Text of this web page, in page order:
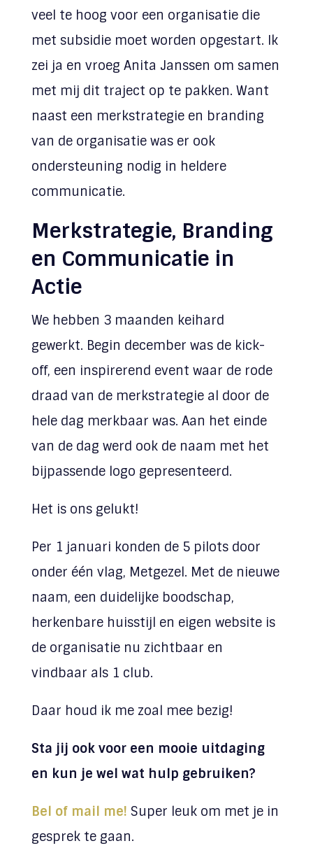
veel te hoog voor een organisatie die
met subsidie moet worden opgestart. Ik
zei ja en vroeg Anita Janssen om samen
met mij dit traject op te pakken. Want
naast een merkstrategie en branding
van de organisatie was er ook
ondersteuning nodig in heldere
communicatie.
Merkstrategie, Branding
en Communicatie in
Actie
We hebben 3 maanden keihard
gewerkt. Begin december was de kick-
off, een inspirerend event waar de rode
draad van de merkstrategie al door de
hele dag merkbaar was. Aan het einde
van de dag werd ook de naam met het
bijpassende logo gepresenteerd.
Het is ons gelukt!
Per 1 januari konden de 5 pilots door
onder één vlag, Metgezel. Met de nieuwe
naam, een duidelijke boodschap,
herkenbare huisstijl en eigen website is
de organisatie nu zichtbaar en
vindbaar als 1 club.
Daar houd ik me zoal mee bezig!
Sta jij ook voor een mooie uitdaging
en kun je wel wat hulp gebruiken?
Bel of mail me! Super leuk om met je in
gesprek te gaan.